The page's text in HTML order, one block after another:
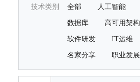
技术类别 全部 人工智能
数据库 高可用架构
软件研发 IT运维
名家分享 职业发展